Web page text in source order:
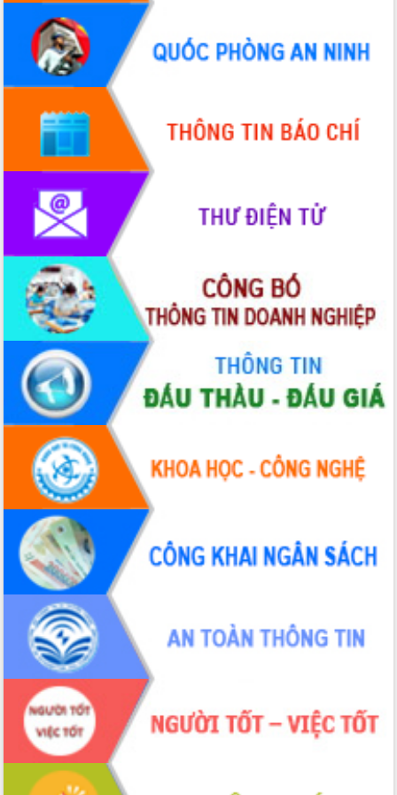
quốc phòng, quân sự địa phương năm
2026
Đắk Lắk tập trung toàn lực khắc phục
tồn tại IUU, sẵn sàng làm việc với
Đoàn thanh tra EC
Chủ tịch UBND tỉnh Tạ Anh Tuấn thăm,
chúc mừng các bệnh viện nhân Ngày
Thầy thuốc Việt Nam
Rộn ràng lễ hội truyền thống Sông
nước Đà Nông lần thứ I năm 2026
Kỳ họp Chuyên đề lần thứ Năm, HĐND
tỉnh Đắk Lắk thông qua các nghị quyết
quan trọng
Thống nhất danh sách giới thiệu ứng
cử đại biểu Quốc hội khoá XVI và đại
biểu HĐND tỉnh Đắk Lắk, nhiệm kỳ
2026-2031
Phát động hai phong trào thi đua quan
trọng trong kỷ nguyên mới
Hội nghị lần thứ tư Ban Chỉ đạo công
tác bầu cử tỉnh Đắk Lắk
Hội nghị Báo cáo viên Trung ương
tháng 01/2026
Phó Thủ tướng Hồ Quốc Dũng đánh giá
cao kết quả Chiến dịch Quang Trung
tại Đắk Lắk
Hội nghị Ban Chấp hành Đảng bộ tỉnh
Đắk Lắk lần thứ 2 (mở rộng)
Tập trung giải phóng mặt bằng, đẩy
nhanh tiến độ Tuyến đường bộ ven
biển
Gỡ khó, khởi công xây dựng, sửa chữa
toàn bộ nhà ở cho hộ dân đúng tiến độ
đề ra
UBND tỉnh Đắk Lắk tổng kết công tác
quốc phòng, quân sự địa phương năm
2025
Tập trung triển khai quyết liệt, đồng bộ
các giải pháp nhằm thực hiện hiệu quả
các nhiệm vụ đề ra năm 2025
Phát huy vai trò của người có uy tín